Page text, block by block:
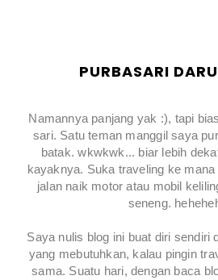
PURBASARI
Namannya panjang yak :), tapi
sari. Satu teman manggil saya
batak. wkwkwk... biar lebih
kayaknya. Suka traveling ke
jalan naik motor atau mobil
seneng.
Saya nulis blog ini buat diri sendiri
yang mebutuhkan, kalau pingin
sama. Suatu hari, dengan baca